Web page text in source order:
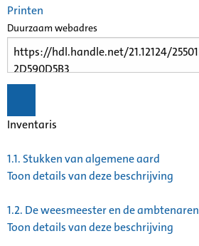
Printen
Duurzaam webadres
Inventaris
1.1. Stukken van algemene aard
Toon details van deze beschrijving
1.2. De weesmeester en de ambtenaren
Toon details van deze beschrijving